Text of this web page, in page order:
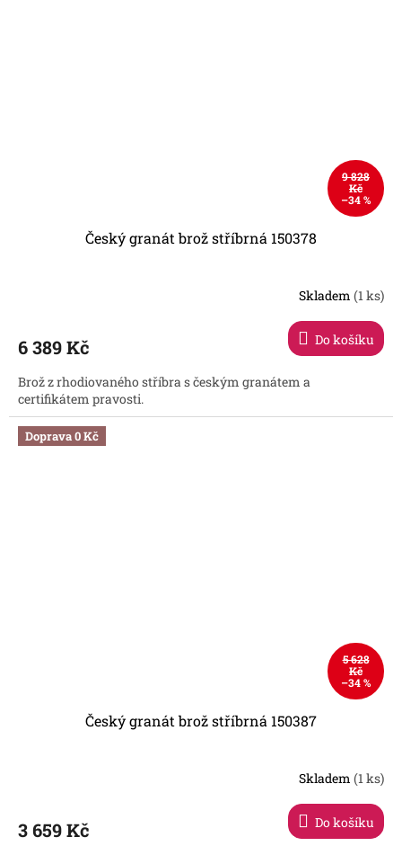
9 828
Kč
–34 %
Český granát brož stříbrná 150378
Skladem (1 ks)
6 389 Kč Do košíku
Brož z rhodiovaného stříbra s českým granátem a
certifikátem pravosti.
Doprava 0 Kč
5 628
Kč
–34 %
Český granát brož stříbrná 150387
Skladem (1 ks)
3 659 Kč Do košíku